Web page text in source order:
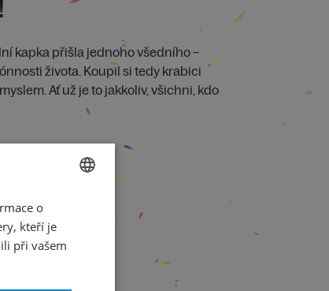
kapka přišla jednoho všedního –
života. Koupil si tedy krabici
Ať už je to jakkoliv, všichni, kdo
ENGLISH
o
kteří je
při vašem